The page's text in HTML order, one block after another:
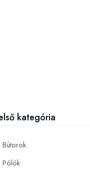
kategória
Bútorok
Pólók